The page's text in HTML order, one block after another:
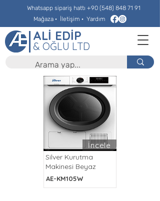
ALİ EDİP
& OĞLU LTD
Whatsapp sipariş hattı +90 (548) 848 71 91
Mağaza · İletişim · Yardım
İncele
Silver Kurutma
Makinesi Beyaz
AE-KM105W